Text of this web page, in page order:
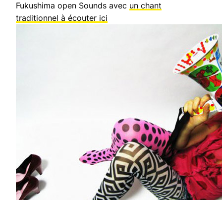
Fukushima open Sounds avec un chant
traditionnel à écouter ici